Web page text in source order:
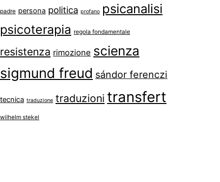
padre persona politica profano psicanalisi
psicoterapia regola fondamentale
resistenza rimozione scienza
sigmund freud sándor ferenczi
tecnica traduzione traduzioni transfert
wilhelm stekel